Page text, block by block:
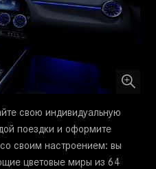
свою индивидуальную
поездки и оформите
своим настроением: вы
цветовые миры из 64